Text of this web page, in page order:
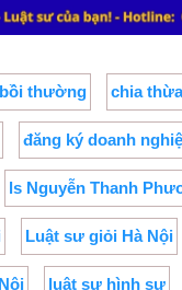
bồi thường chia
đăng ký doanh
ls Nguyễn Thanh
Luật sư giỏi Hà Nội
luật sư hình sự